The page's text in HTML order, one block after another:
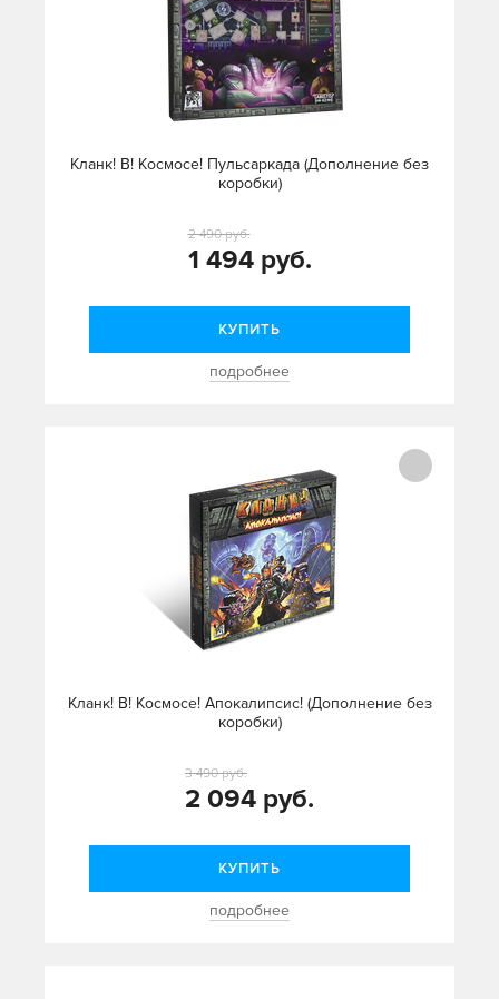
Кланк! В! Космосе! Пульсаркада (Дополнение без
коробки)
1 494 руб.
2 490 руб.
КУПИТЬ
подробнее
Кланк! В! Космосе! Апокалипсис! (Дополнение без
коробки)
2 094 руб.
3 490 руб.
КУПИТЬ
подробнее